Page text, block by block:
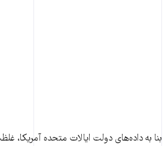
بنا به داده‌های دولت ایالات متحده آمریکا،